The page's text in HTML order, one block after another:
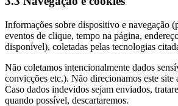
Informações sobre dispositivo e navegação
eventos de clique, tempo na página,
disponível), coletadas pelas tecnologias
Não coletamos intencionalmente dados
convicções etc.). Não direcionamos este site
Caso dados indevidos sejam enviados,
quando possível, descartaremos.